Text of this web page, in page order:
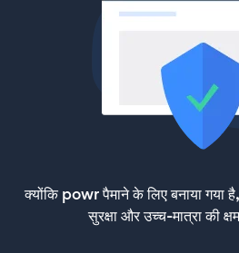
क्योंकि powr पैमाने के लिए बनाया गया
सुरक्षा और उच्च-मात्रा की